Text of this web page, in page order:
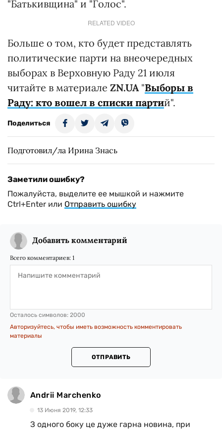
"Батькивщина" и "Голос".
RELATED VIDEO
Больше о том, кто будет представлять
политические парти на внеочередных
выборах в Верховную Раду 21 июля
читайте в материале ZN.UA"Выборы в
Раду: кто вошел в списки партий".
Поделиться
Подготовил/ла Ирина Знась
Заметили ошибку?
Пожалуйста, выделите ее мышкой и нажмите
Ctrl+Enter или Отправить ошибку
Добавить комментарий
Всего комментариев: 1
Осталось символов: 2000
Авторизуйтесь, чтобы иметь возможность комментировать
материалы
ОТПРАВИТЬ
Andrii Marchenko
13 Июня 2019, 12:33
З одного боку це дуже гарна новина, при